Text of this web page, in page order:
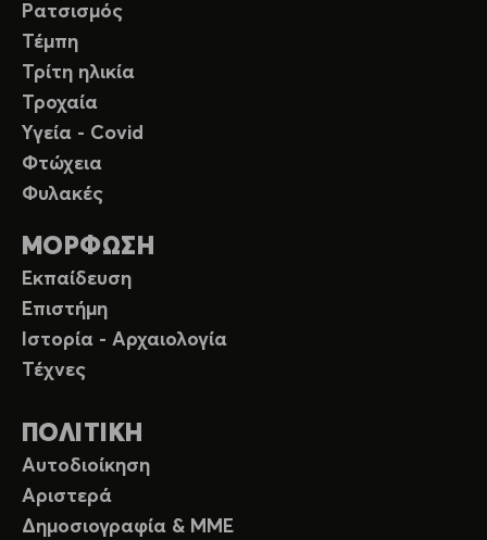
Ρατσισμός
Τέμπη
Τρίτη ηλικία
Τροχαία
Υγεία - Covid
Φτώχεια
Φυλακές
ΜΟΡΦΩΣΗ
Εκπαίδευση
Επιστήμη
Ιστορία - Αρχαιολογία
Τέχνες
ΠΟΛΙΤΙΚΗ
Αυτοδιοίκηση
Αριστερά
Δημοσιογραφία & ΜΜΕ